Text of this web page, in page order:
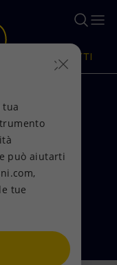
di intelligenza
PRODOTTI
Bari i
tua
può aiutarti
tue